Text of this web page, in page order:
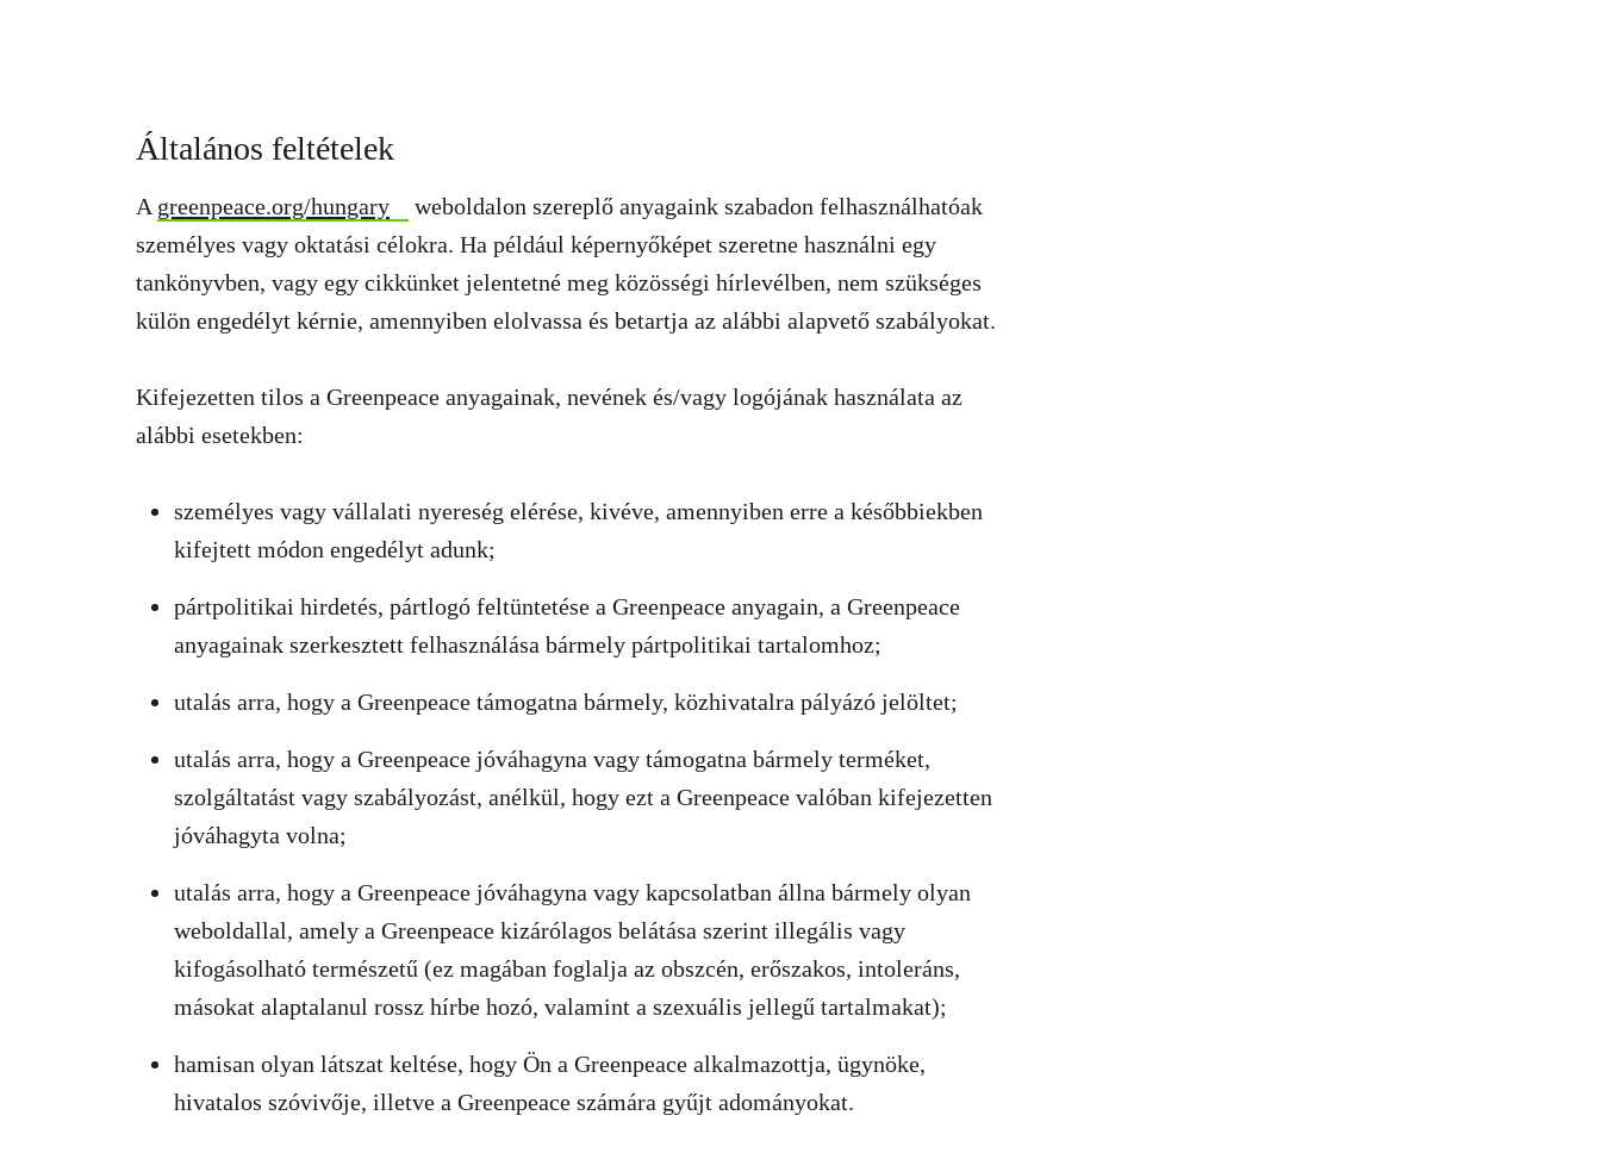
Általános feltételek
A greenpeace.org/hungary
weboldalon szereplő anyagaink szabadon felhasználhatóak
személyes vagy oktatási célokra. Ha például képernyőképet szeretne használni egy
tankönyvben, vagy egy cikkünket jelentetné meg közösségi hírlevélben, nem szükséges
külön engedélyt kérnie, amennyiben elolvassa és betartja az alábbi alapvető szabályokat.
Kifejezetten tilos a Greenpeace anyagainak, nevének és/vagy logójának használata az
alábbi esetekben:
személyes vagy vállalati nyereség elérése, kivéve, amennyiben erre a későbbiekben
kifejtett módon engedélyt adunk;
pártpolitikai hirdetés, pártlogó feltüntetése a Greenpeace anyagain, a Greenpeace
anyagainak szerkesztett felhasználása bármely pártpolitikai tartalomhoz;
utalás arra, hogy a Greenpeace támogatna bármely, közhivatalra pályázó jelöltet;
utalás arra, hogy a Greenpeace jóváhagyna vagy támogatna bármely terméket,
szolgáltatást vagy szabályozást, anélkül, hogy ezt a Greenpeace valóban kifejezetten
jóváhagyta volna;
utalás arra, hogy a Greenpeace jóváhagyna vagy kapcsolatban állna bármely olyan
weboldallal, amely a Greenpeace kizárólagos belátása szerint illegális vagy
kifogásolható természetű (ez magában foglalja az obszcén, erőszakos, intoleráns,
másokat alaptalanul rossz hírbe hozó, valamint a szexuális jellegű tartalmakat);
hamisan olyan látszat keltése, hogy Ön a Greenpeace alkalmazottja, ügynöke,
hivatalos szóvivője, illetve a Greenpeace számára gyűjt adományokat.